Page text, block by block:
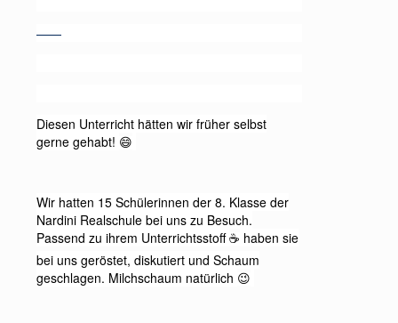
——
Diesen Unterricht hätten wir früher selbst
gerne gehabt! 😄
Wir hatten 15 Schülerinnen der 8. Klasse der
Nardini Realschule bei uns zu Besuch.
Passend zu ihrem Unterrichtsstoff ☕️ haben sie
bei uns geröstet, diskutiert und Schaum
geschlagen. Milchschaum natürlich 😉